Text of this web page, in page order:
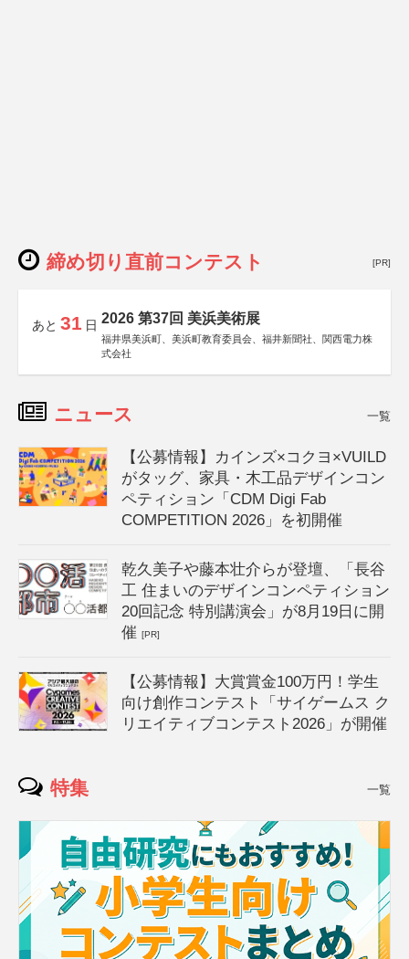
締め切り直前コンテスト [PR]
あと 31 日 2026 第37回 美浜美術展
福井県美浜町、美浜町教育委員会、福井新聞社、関西電力株
式会社
ニュース 一覧
【公募情報】カインズ×コクヨ×VUILD
がタッグ、家具・木工品デザインコン
ペティション「CDM Digi Fab
COMPETITION 2026」を初開催
乾久美子や藤本壮介らが登壇、「長谷
工 住まいのデザインコンペティション
20回記念 特別講演会」が8月19日に開
催[PR]
【公募情報】大賞賞金100万円！学生
向け創作コンテスト「サイゲームス ク
リエイティブコンテスト2026」が開催
特集 一覧